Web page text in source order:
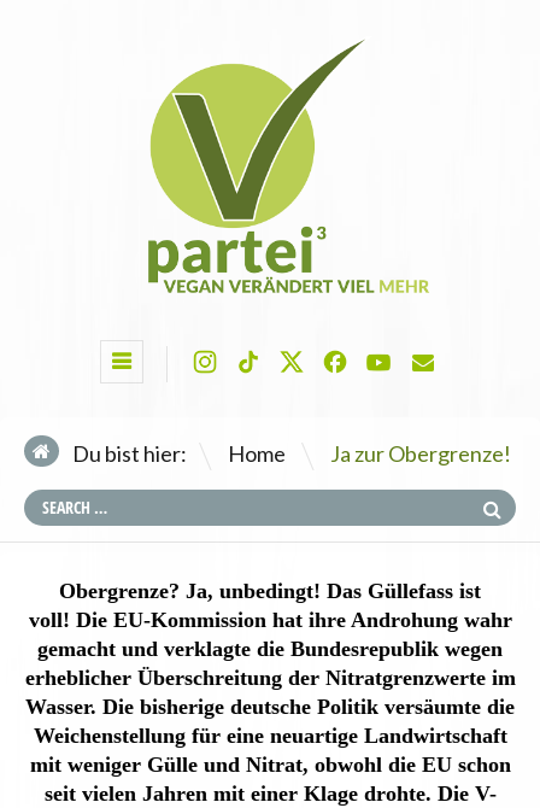
Du bist hier: Home \ Ja zur Obergrenze!
Obergrenze? Ja, unbedingt! Das Güllefass ist
voll! Die EU-Kommission hat ihre Androhung wahr
gemacht und verklagte die Bundesrepublik wegen
erheblicher Überschreitung der Nitratgrenzwerte im
Wasser. Die bisherige deutsche Politik versäumte die
Weichenstellung für eine neuartige Landwirtschaft
mit weniger Gülle und Nitrat, obwohl die EU schon
seit vielen Jahren mit einer Klage drohte. Die V-